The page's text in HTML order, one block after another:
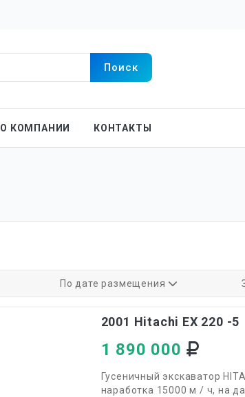
О КОМПАНИИ КОНТАКТЫ
По дате размещения
2001 Hitachi EX 220 -5
1 890 000
Гусеничный экскаватор
наработка 15000 м / ч, на